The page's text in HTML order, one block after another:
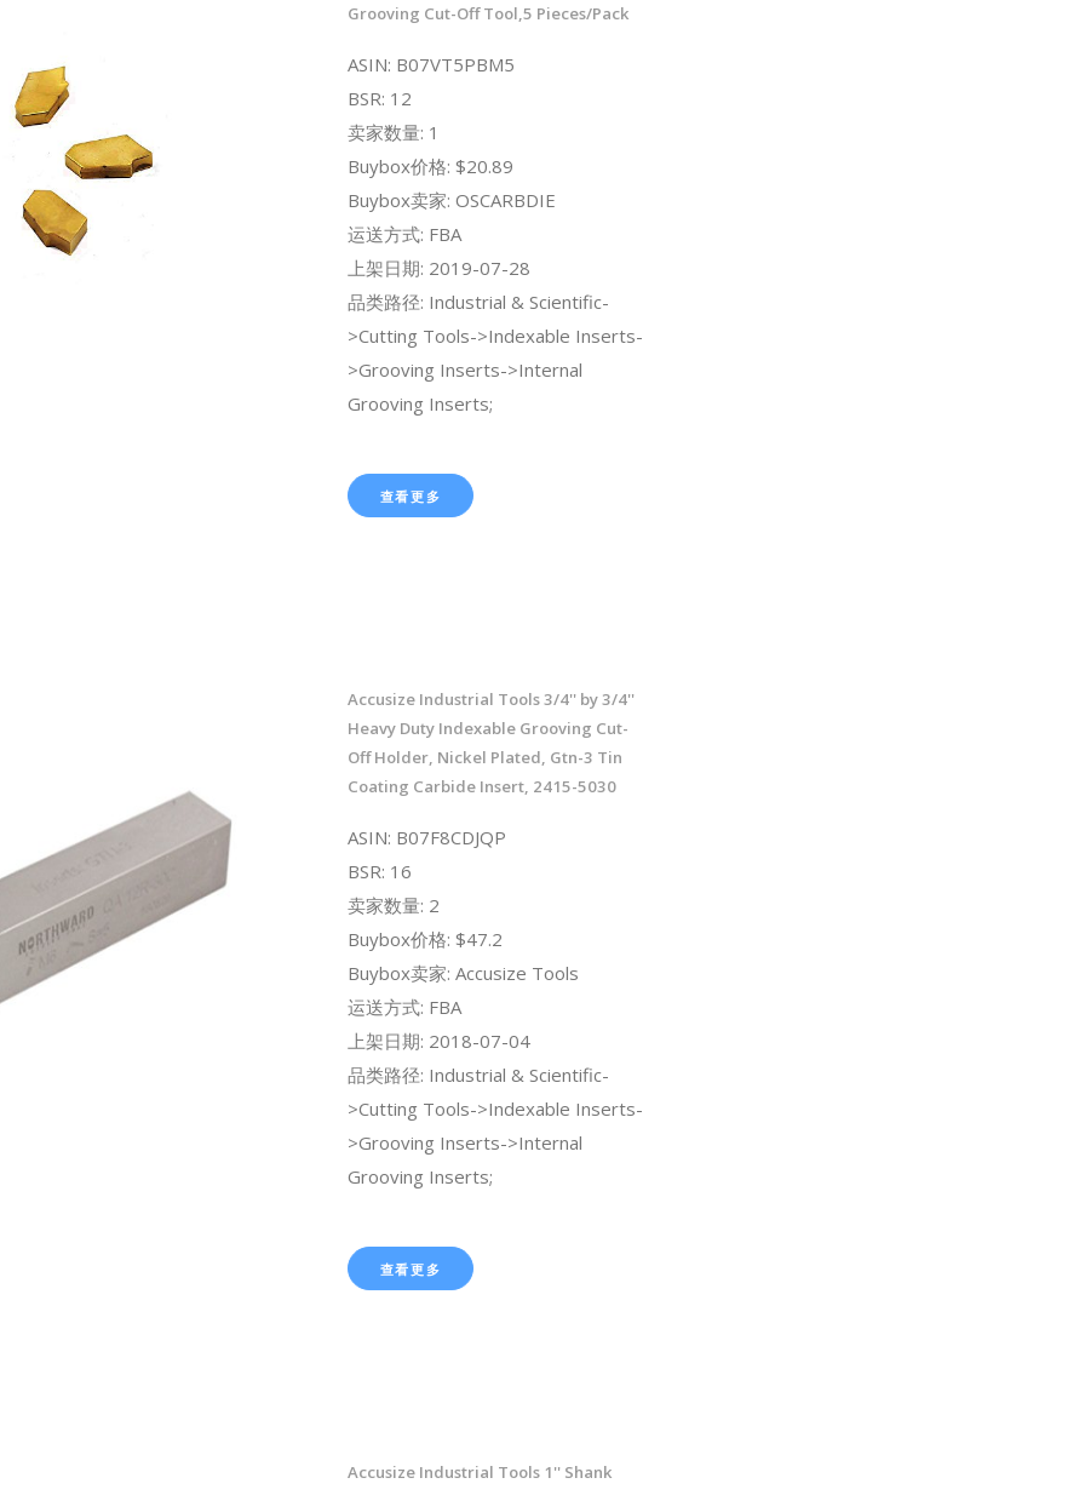
Grooving Cut-Off Tool,5 Pieces/Pack
ASIN: B07VT5PBM5
BSR: 12
卖家数量: 1
Buybox价格: $20.89
Buybox卖家: OSCARBDIE
运送方式: FBA
上架日期: 2019-07-28
品类路径: Industrial & Scientific-
>Cutting Tools->Indexable Inserts-
>Grooving Inserts->Internal
Grooving Inserts;
查看更多
Accusize Industrial Tools 3/4'' by 3/4''
Heavy Duty Indexable Grooving Cut-
Off Holder, Nickel Plated, Gtn-3 Tin
Coating Carbide Insert, 2415-5030
ASIN: B07F8CDJQP
BSR: 16
卖家数量: 2
Buybox价格: $47.2
Buybox卖家: Accusize Tools
运送方式: FBA
上架日期: 2018-07-04
品类路径: Industrial & Scientific-
>Cutting Tools->Indexable Inserts-
>Grooving Inserts->Internal
Grooving Inserts;
查看更多
Accusize Industrial Tools 1'' Shank